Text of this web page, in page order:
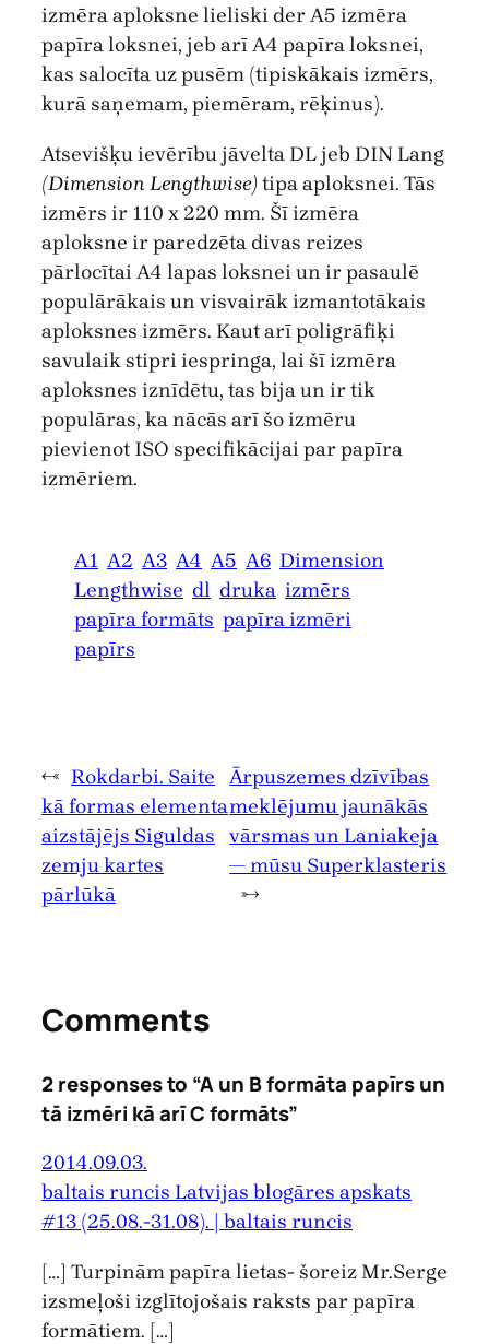
izmēra aploksne lieliski der A5 izmēra
papīra loksnei, jeb arī A4 papīra loksnei,
kas salocīta uz pusēm (tipiskākais izmērs,
kurā saņemam, piemēram, rēķinus).
Atsevišķu ievērību jāvelta DL jeb DIN Lang
(Dimension Lengthwise) tipa aploksnei. Tās
izmērs ir 110 x 220 mm. Šī izmēra
aploksne ir paredzēta divas reizes
pārlocītai A4 lapas loksnei un ir pasaulē
populārākais un visvairāk izmantotākais
aploksnes izmērs. Kaut arī poligrāfiķi
savulaik stipri iespringa, lai šī izmēra
aploksnes iznīdētu, tas bija un ir tik
populāras, ka nācās arī šo izmēru
pievienot ISO specifikācijai par papīra
izmēriem.
A1 A2 A3 A4 A5 A6 Dimension
Lengthwise dl druka izmērs
papīra formāts papīra izmēri
papīrs
← Rokdarbi. Saite
kā formas elementa
aizstājējs Siguldas
zemju kartes
pārlūkā
Ārpuszemes dzīvības
meklējumu jaunākās
vārsmas un Laniakeja
— mūsu Superklasteris
→
Comments
2 responses to “A un B formāta papīrs un
tā izmēri kā arī C formāts”
2014.09.03.
baltais runcis Latvijas blogāres apskats
#13 (25.08.-31.08). | baltais runcis
[…] Turpinām papīra lietas- šoreiz Mr.Serge
izsmeļoši izglītojošais raksts par papīra
formātiem. […]